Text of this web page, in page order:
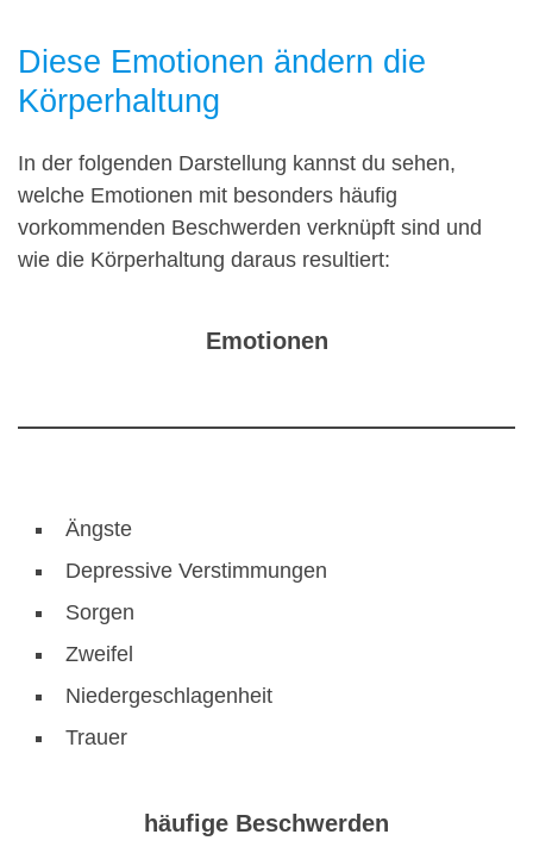
Diese Emotionen ändern die
Körperhaltung
In der folgenden Darstellung kannst du sehen,
welche Emotionen mit besonders häufig
vorkommenden Beschwerden verknüpft sind und
wie die Körperhaltung daraus resultiert:
Emotionen
Ängste
Depressive Verstimmungen
Sorgen
Zweifel
Niedergeschlagenheit
Trauer
häufige Beschwerden